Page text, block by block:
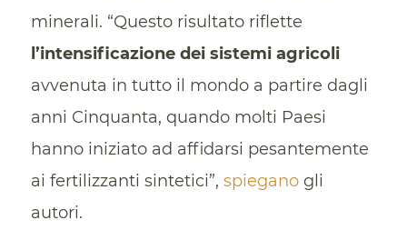
minerali. “Questo risultato riflette
l’intensificazione dei sistemi agricoli
avvenuta in tutto il mondo a partire dagli
anni Cinquanta, quando molti Paesi
hanno iniziato ad affidarsi pesantemente
ai fertilizzanti sintetici”, spieganogli
autori.